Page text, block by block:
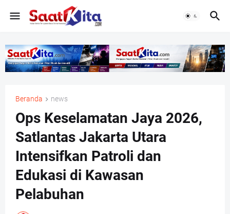
Beranda news
Ops Keselamatan Jaya 2026,
Satlantas Jakarta Utara
Intensifkan Patroli dan
Edukasi di Kawasan
Pelabuhan